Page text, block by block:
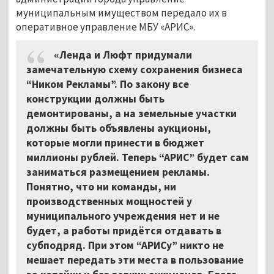
муниципальным имуществом передало их в
оперативное управление МБУ «АРИС».
«Ленда и Люфт придумали
замечательную схему сохранения бизнеса
“Ником Рекламы”. По закону все
конструкции должны быть
демонтированы, а на земельные участки
должны быть объявлены аукционы,
которые могли принести в бюджет
миллионы рублей. Теперь “АРИС” будет сам
заниматься размещением рекламы.
Понятно, что ни команды, ни
производственных мощностей у
муниципального учреждения нет и не
будет, а работы придётся отдавать в
субподряд. При этом “АРИСу” никто не
мешает передать эти места в пользование